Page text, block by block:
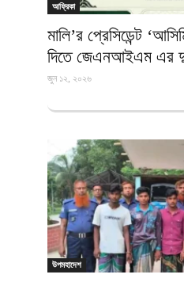
আফ্রিকা
মালি’র প্রেসিডেন্ট
দিতে জেএনআইএম এর
জুন ১২, ২০২৬
উপমহাদেশ